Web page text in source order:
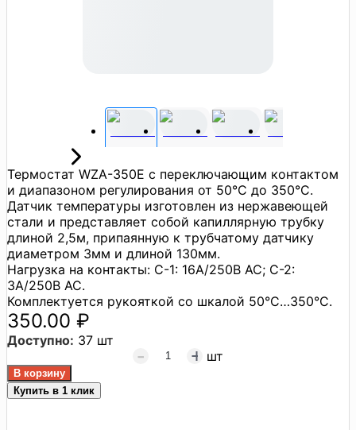
Термостат WZA-350E с переключающим контактом
и диапазоном регулирования от 50°C до 350°C.
Датчик температуры изготовлен из нержавеющей
стали и представляет собой капиллярную трубку
длиной 2,5м, припаянную к трубчатому датчику
диаметром 3мм и длиной 130мм.
Нагрузка на контакты: C-1: 16А/250В АС; C-2:
3A/250В АС.
Комплектуется рукояткой со шкалой 50°C…350°C.
350.00 ₽
Доступно: 37 шт
шт
Купить в 1 клик